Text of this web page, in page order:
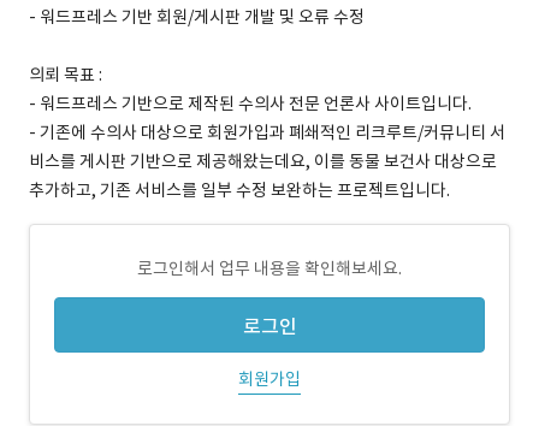
- 워드프레스 기반 회원/게시판 개발 및 오류 수정
의뢰 목표 :
- 워드프레스 기반으로 제작된 수의사 전문 언론사 사이트입니다.
- 기존에 수의사 대상으로 회원가입과 폐쇄적인 리크루트/커뮤니티 서
비스를 게시판 기반으로 제공해왔는데요, 이를 동물 보건사 대상으로
추가하고, 기존 서비스를 일부 수정 보완하는 프로젝트입니다.
로그인해서 업무 내용을 확인해보세요.
로그인
회원가입